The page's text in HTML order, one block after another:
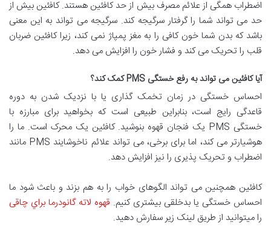
اضطراب همگی از علائم مصرف بیش از حد کافئین هستند. کافئین بیش از
حد می تواند شما را گرفتار سرگیجه کند. سرگیجه می تواند به این معنی
باشد که بدن شما خون کافی را به مغز پمپاژ نمی کند، زیرا کافئین ضربان
قلب را تحریک می کند و فشار خون را افزایش می دهد.
آیا کافئین می تواند به رفع خستگی PMS کمک کند؟
احساس خستگی در زمان تخمک گذاری یا با نزدیک شدن به دوره
قاعدگی رایج است، بنابراین طبیعی است که بخواهید برای مبارزه با
خستگی PMS یک فنجان قهوه بنوشید. کافئین یک محرک است. ما را
هوشیارتر می کند، اما برای برخی، می تواند علائم ناخوشایند PMS مانند
اضطراب و تحریک پذیری را نیز افزایش دهد.
کافئین همچنین می تواند الگوهای خواب را به هم بزند و باعث شود ما
احساس خستگی یا بدخلقی بیشتری کنیم. قهوه لاته گانودرما براي چاقی
را میتوانید از طریق لینک زیر سفارش دهید.